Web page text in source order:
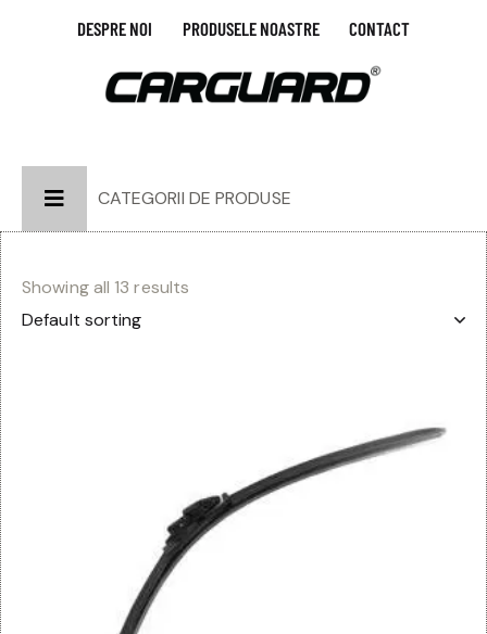
DESPRE NOI PRODUSELE NOASTRE CONTACT
CATEGORII DE PRODUSE
Showing all 13 results